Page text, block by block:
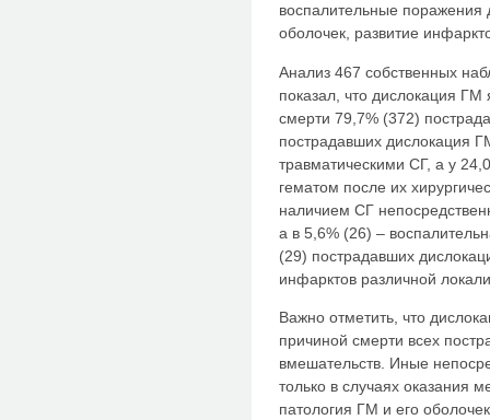
воспалительные
оболочек, развитие
Анализ 467 собственных
показал, что дислокация
смерти 79,7% (372)
пострадавших дислокация
травматическими СГ, а у
гематом после их
наличием СГ
а в 5,6% (26) –
(29) пострадавших
инфарктов различной
Важно отметить, что
причиной смерти всех
вмешательств. Иные
только в случаях оказания
патология ГМ и его